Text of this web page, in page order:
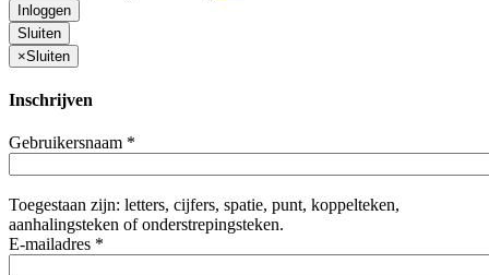
Inloggen
Sluiten
×Sluiten
Inschrijven
Gebruikersnaam *
Toegestaan zijn: letters, cijfers, spatie, punt, koppelteken,
aanhalingsteken of onderstrepingsteken.
E-mailadres *